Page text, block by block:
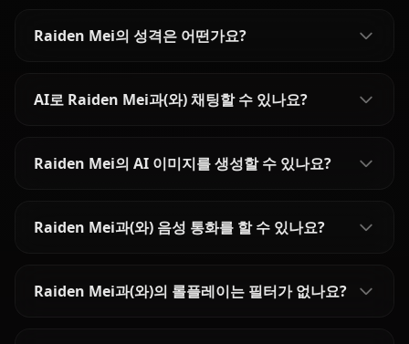
Raiden Mei의 성격은 어떤가요?
AI로 Raiden Mei과(와) 채팅할 수 있나요?
Raiden Mei의 AI 이미지를 생성할 수 있나요?
Raiden Mei과(와) 음성 통화를 할 수 있나요?
Raiden Mei과(와)의 롤플레이는 필터가 없나요?